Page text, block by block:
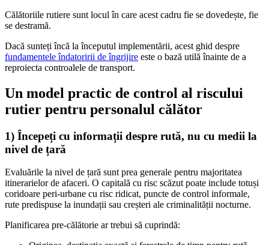
Călătoriile rutiere sunt locul în care acest cadru fie se dovedește, fie
se destramă.
Dacă sunteți încă la începutul implementării, acest ghid despre
fundamentele îndatoririi de îngrijire este o bază utilă înainte de a
reproiecta controalele de transport.
Un model practic de control al riscului
rutier pentru personalul călător
1) Începeți cu informații despre rută, nu cu medii la
nivel de țară
Evaluările la nivel de țară sunt prea generale pentru majoritatea
itinerarielor de afaceri. O capitală cu risc scăzut poate include totuși
coridoare peri-urbane cu risc ridicat, puncte de control informale,
rute predispuse la inundații sau creșteri ale criminalității nocturne.
Planificarea pre-călătorie ar trebui să cuprindă: